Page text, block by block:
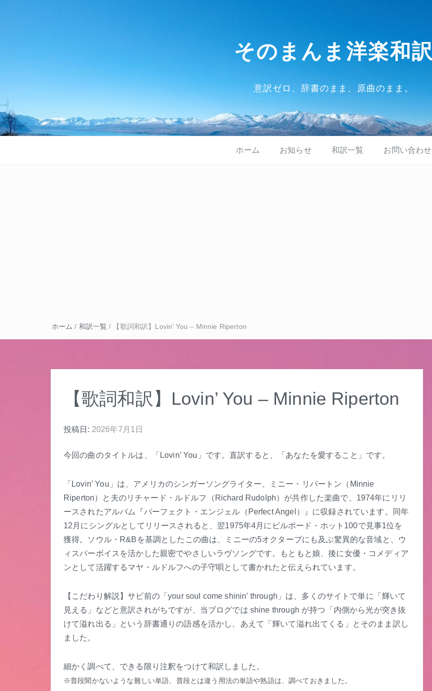
そのまんま洋楽和訳
意訳ゼロ、辞書のまま、原曲のまま。
ホーム お知らせ 和訳一覧 お問い合わせ
ホーム / 和訳一覧 / 【歌詞和訳】Lovin’ You – Minnie Riperton
【歌詞和訳】Lovin’ You – Minnie Riperton
投稿日: 2026年7月1日
今回の曲のタイトルは、「Lovin’ You」です。直訳すると、「あなたを愛すること」です。
「Lovin’ You」は、アメリカのシンガーソングライター、ミニー・リパートン（Minnie
Riperton）と夫のリチャード・ルドルフ（Richard Rudolph）が共作した楽曲で、1974年にリリ
ースされたアルバム『パーフェクト・エンジェル（Perfect Angel）』に収録されています。同年
12月にシングルとしてリリースされると、翌1975年4月にビルボード・ホット100で見事1位を
獲得。ソウル・R&Bを基調としたこの曲は、ミニーの5オクターブにも及ぶ驚異的な音域と、ウ
ィスパーボイスを活かした親密でやさしいラヴソングです。もともと娘、後に女優・コメディア
ンとして活躍するマヤ・ルドルフへの子守唄として書かれたと伝えられています。
【こだわり解説】サビ前の「your soul come shinin’ through」は、多くのサイトで単に「輝いて
見える」などと意訳されがちですが、当ブログでは shine through が持つ「内側から光が突き抜
けて溢れ出る」という辞書通りの語感を活かし、あえて「輝いて溢れ出てくる」とそのまま訳し
ました。
細かく調べて、できる限り注釈をつけて和訳しました。
※普段聞かないような難しい単語、普段とは違う用法の単語や熟語は、調べておきました。